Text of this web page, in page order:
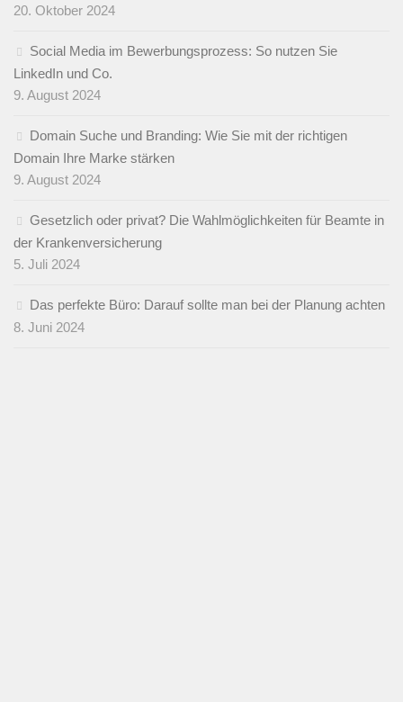
20. Oktober 2024
Social Media im Bewerbungsprozess: So nutzen Sie
LinkedIn und Co.
9. August 2024
Domain Suche und Branding: Wie Sie mit der richtigen
Domain Ihre Marke stärken
9. August 2024
Gesetzlich oder privat? Die Wahlmöglichkeiten für Beamte in
der Krankenversicherung
5. Juli 2024
Das perfekte Büro: Darauf sollte man bei der Planung achten
8. Juni 2024